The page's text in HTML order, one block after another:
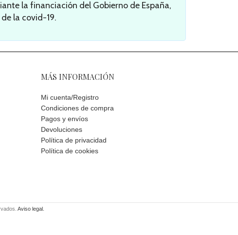
la financiación del Gobierno de España,
la covid-19.
MÁS INFORMACIÓN
Mi cuenta/Registro
Condiciones de compra
Pagos y envíos
Devoluciones
Política de privacidad
Política de cookies
Aviso legal.